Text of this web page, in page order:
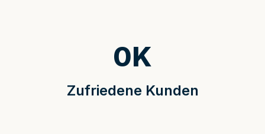
Zufriedene Kunden
0K